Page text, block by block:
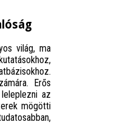
világ, ma
Erős
az
mögötti